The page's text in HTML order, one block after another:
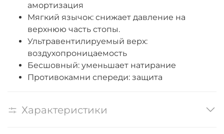
амортизация
Мягкий язычок: снижает давление на
верхнюю часть стопы.
Ультравентилируемый верх:
воздухопроницаемость
Бесшовный: уменьшает натирание
Противокамни спереди: защита
Характеристики